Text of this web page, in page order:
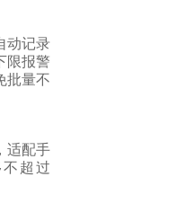
动记录
限报警
批量不
适配手
超过